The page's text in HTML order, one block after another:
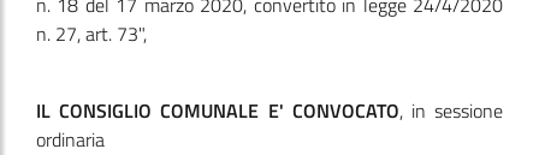
n. 27, art. 73",
IL CONSIGLIO COMUNALE E' CONVOCATO, in sessione
ordinaria